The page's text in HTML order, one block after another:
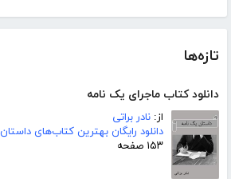
تازه‌ها
دانلود کتاب ماجرای یک نامه
از: نادر براتی
دانلود رایگان بهترین کتاب‌های داستان
۱۵۳ صفحه